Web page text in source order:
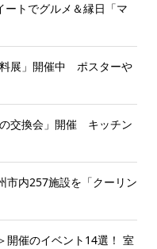
トでグルメ＆縁日「マ
展」開催中 ポスターや
交換会」開催 キッチン
内257施設を「クーリン
開催のイベント14選！ 室